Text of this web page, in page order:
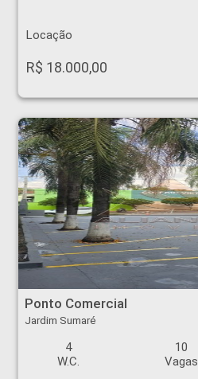
Locação
R$ 18.000,00
Ponto Comercial - Jardim Sumaré - Ribeirão Preto
Ponto Comercial
Jardim Sumaré
4
W.C.
10
Vagas